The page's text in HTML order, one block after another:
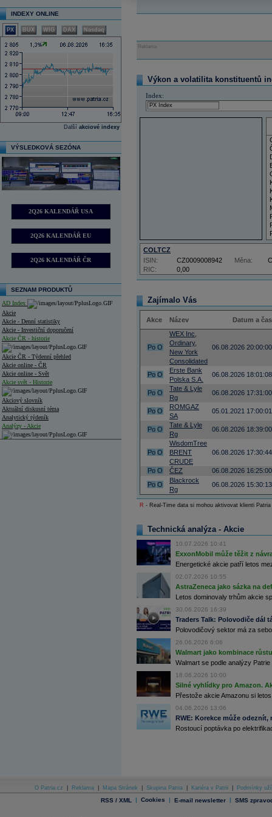
INDEXY ONLINE
PX BUX WIG DAX Nasdaq
Další akciové indexy
VÝSLEDKOVÁ SEZÓNA
2Q26 KALENDÁŘ USA
2Q26 KALENDÁŘ EU
2Q26 KALENDÁŘ ČR
SEZNAM PRODUKTŮ
AD Index
Akcie
Akcie - Denní statistiky
Akcie - Investiční doporučení
Akcie ČR - historie
Akcie ČR - Týdenní přehled
Akcie online - ČR
Akcie online - Svět
Akcie svět - Historie
Akciový slovník
Aktuální diskusní téma
Analytický týdeník
Analýzy - Akcie
Databanka - Ceny
Reklama
Výkon a volatilita konstituentů
Index:
COLTCZ
RIC: 0,00
ISIN: CZ0009008942 Měna:
Zajímalo Vás
Akce Název Datum a čas
Po O
WEX Inc,
Ordinary,
New York
Consolidated
06.08.2026 20:00:00
Po O
Erste Bank
Polska S.A.
06.08.2026 18:01:08
Po O
Tate & Lyle
Rg
06.08.2026 17:31:00
Po O
ROMGAZ
SA
05.01.2021 17:00:01
Po O
Tate & Lyle
Rg
06.08.2026 18:39:00
Po O
WisdomTree
BRENT
CRUDE
06.08.2026 17:30:44
Po O ČEZ
06.08.2026 16:25:00
Po O
Blackrock
Rg
06.08.2026 15:30:13
R - Real-Time data si mohou aktivovat klienti
Technická analýza - Akcie
10.07.2026 10:41
ExxonMobil může těžit z
Energetické akcie patří letos
02.07.2026 10:55
AstraZeneca jako sázka na
Letos dominovaly trhům akcie
30.06.2026 16:39
Traders Talk: Polovodiče dál
Polovodičový sektor má za
26.06.2026 6:06
Walmart jako kombinace
Walmart se podle analýzy
18.06.2026 10:00
Silné vyhlídky pro Amazon.
Přestože akcie Amazonu si
04.06.2026 13:06
RWE: Korekce může
Rostoucí poptávka po
O Patria.cz Reklama Mapa Stránek Skupina Patria Kariéra v Patrii Podmínky
RSS / XML | Cookies | E-mail newsletter | SMS